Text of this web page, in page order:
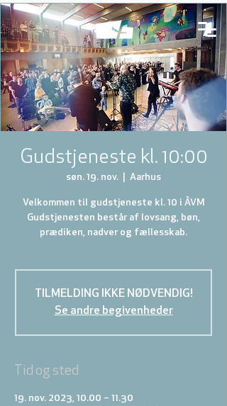
Gudstjeneste kl. 10:00
søn. 19. nov. Aarhus
Velkommen til gudstjeneste kl. 10 i ÅVM
Gudstjenesten består af lovsang, bøn,
prædiken, nadver og fællesskab.
TILMELDING IKKE NØDVENDIG!
Se andre begivenheder
Tid og sted
19. nov. 2023, 10.00 – 11.30